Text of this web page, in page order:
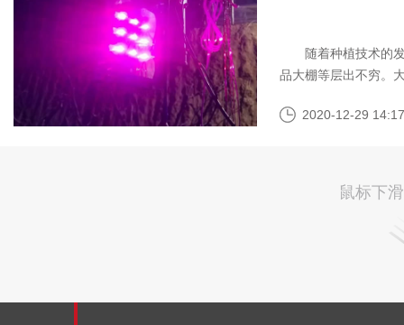
随着种植技术的发
品大棚等层出不穷。
2020-12-29
鼠标下